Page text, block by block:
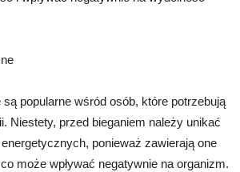
popularne wśród osób, które potrzebują
Niestety, przed bieganiem należy unikać
ponieważ zawierają one
może wpływać negatywnie na organizm.